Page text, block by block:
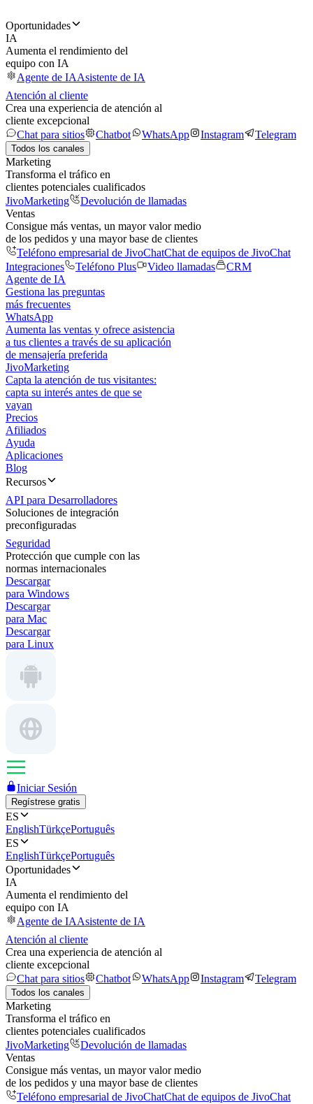
Oportunidades
IA
Aumenta el rendimiento del
equipo con IA
Agente de IAAsistente de IA
Atención al cliente
Crea una experiencia de atención al
cliente excepcional
Chat para sitios
Chatbot WhatsApp Instagram Telegram
Todos los canales
Marketing
Transforma el tráfico en
clientes potenciales cualificados
JivoMarketing
Devolución de llamadas
Ventas
Consigue más ventas, un mayor valor medio
de los pedidos y una mayor base de clientes
Teléfono empresarial de JivoChatChat de equipos de JivoChat
Integraciones
Teléfono Plus Video llamadas
CRM
Agente de IA
Gestiona las preguntas
más frecuentes
WhatsApp
Aumenta las ventas y ofrece asistencia
a tus clientes a través de su aplicación
de mensajería preferida
JivoMarketing
Capta la atención de tus visitantes:
capta su interés antes de que se
vayan
Precios
Afiliados
Ayuda
Aplicaciones
Blog
Recursos
API para Desarrolladores
Soluciones de integración
preconfiguradas
Seguridad
Protección que cumple con las
normas internacionales
Descargar
para Windows
Descargar
para Mac
Descargar
para Linux
Iniciar Sesión
Regístrese gratis
ES
EnglishTürkçePortuguês
ES
EnglishTürkçePortuguês
Oportunidades
IA
Aumenta el rendimiento del
equipo con IA
Agente de IAAsistente de IA
Atención al cliente
Crea una experiencia de atención al
cliente excepcional
Chat para sitios
Chatbot WhatsApp Instagram Telegram
Todos los canales
Marketing
Transforma el tráfico en
clientes potenciales cualificados
JivoMarketing
Devolución de llamadas
Ventas
Consigue más ventas, un mayor valor medio
de los pedidos y una mayor base de clientes
Teléfono empresarial de JivoChatChat de equipos de JivoChat